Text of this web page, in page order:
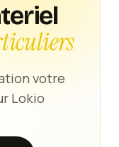
votre
Lokio